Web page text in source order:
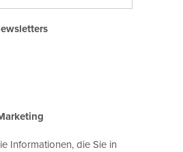
Informationen, die Sie in